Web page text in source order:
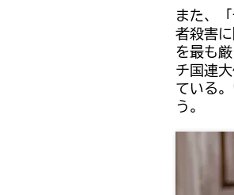
また、
者殺害
を最も
チ国連
ている
う。